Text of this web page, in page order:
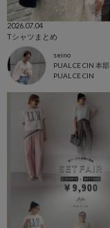
2026.07.04
Tシャツまとめ
seino
PUAL CE CIN 本部
PUAL CE CIN